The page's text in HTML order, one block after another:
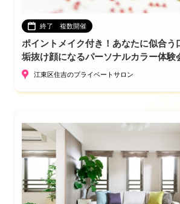
終了 複数開催
ポイントメイク付き！あなたに似合う
垢抜け顔になるパーソナルカラー体験
江東区住吉のプライベートサロン